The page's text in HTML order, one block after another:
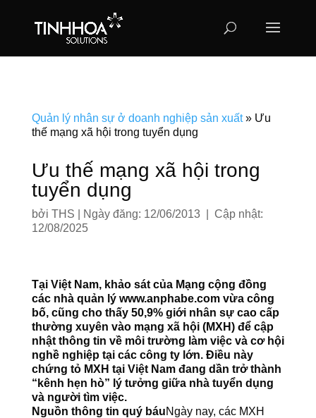
Quản lý nhân sự ở doanh nghiệp sản xuất» Ưu
thế mạng xã hội trong tuyển dụng
Ưu thế mạng xã hội trong
tuyển dụng
bởi THS
Ngày đăng: 12/06/2013 | Cập nhật:
12/08/2025
Tại Việt Nam, khảo sát của Mạng cộng đồng
các nhà quản lý www.anphabe.com vừa công
bố, cũng cho thấy 50,9% giới nhân sự cao cấp
thường xuyên vào mạng xã hội (MXH) để cập
nhật thông tin về môi trường làm việc và cơ hội
nghề nghiệp tại các công ty lớn. Điều này
chứng tỏ MXH tại Việt Nam đang dần trở thành
“kênh hẹn hò” lý tưởng giữa nhà tuyển dụng
và người tìm việc.
Nguồn thông tin quý báuNgày nay, các MXH